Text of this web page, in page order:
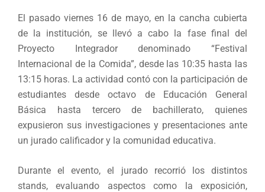
El pasado viernes 16 de mayo, en la cancha cubierta
de la institución, se llevó a cabo la fase final del
Proyecto Integrador denominado “Festival
Internacional de la Comida”, desde las 10:35 hasta las
13:15 horas. La actividad contó con la participación de
estudiantes desde octavo de Educación General
Básica hasta tercero de bachillerato, quienes
expusieron sus investigaciones y presentaciones ante
un jurado calificador y la comunidad educativa.
Durante el evento, el jurado recorrió los distintos
stands, evaluando aspectos como la exposición,